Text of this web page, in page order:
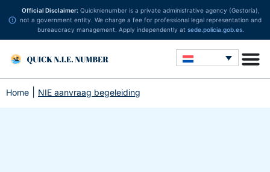
Official Disclaimer: Quicknienumber is a private administrative agency (Gestoría),
not a government entity. We charge a fee for professional legal representation and
bureaucracy management. Apply independently at sede.policia.gob.es
Home NIE aanvraag begeleiding